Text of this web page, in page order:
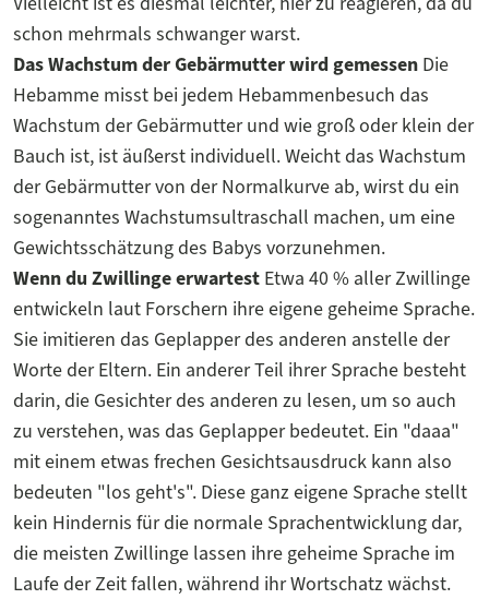
schon mehrmals schwanger warst.
Das Wachstum der Gebärmutter wird gemessen Die
Hebamme misst bei jedem Hebammenbesuch das
Wachstum der Gebärmutter und wie groß oder klein der
Bauch ist, ist äußerst individuell. Weicht das Wachstum
der Gebärmutter von der Normalkurve ab, wirst du ein
sogenanntes Wachstumsultraschall machen, um eine
Gewichtsschätzung des Babys vorzunehmen.
Wenn du Zwillinge erwartest Etwa 40 % aller Zwillinge
entwickeln laut Forschern ihre eigene geheime Sprache.
Sie imitieren das Geplapper des anderen anstelle der
Worte der Eltern. Ein anderer Teil ihrer Sprache besteht
darin, die Gesichter des anderen zu lesen, um so auch
zu verstehen, was das Geplapper bedeutet. Ein "daaa"
mit einem etwas frechen Gesichtsausdruck kann also
bedeuten "los geht's". Diese ganz eigene Sprache stellt
kein Hindernis für die normale Sprachentwicklung dar,
die meisten Zwillinge lassen ihre geheime Sprache im
Laufe der Zeit fallen, während ihr Wortschatz wächst.